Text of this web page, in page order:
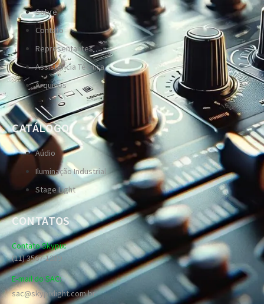
Sobre
Contato
Representantes
Assistência Técnica
Arquivos
CATÁLOGO
Aúdio
Iluminação Industrial
Stage Light
CONTATOS
Contato Skypix:
(11) 3567-1289
E-mail do SAC:
sac@skypixlight.com.br